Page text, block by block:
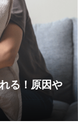
る！原因や